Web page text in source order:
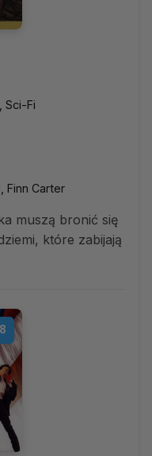
Sci-Fi
Finn Carter
muszą bronić się
które zabijają